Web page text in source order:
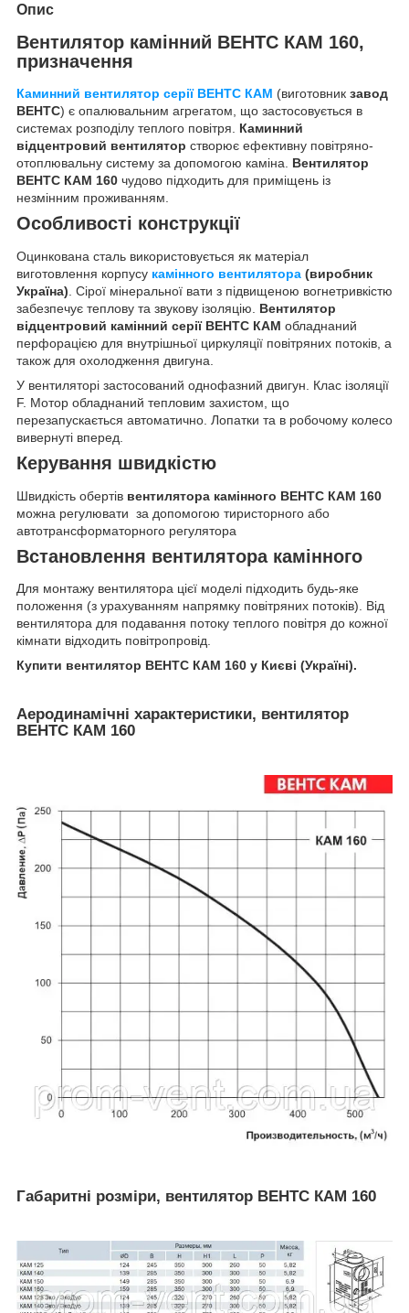
Опис
Вентилятор камінний ВЕНТС КАМ 160,
призначення
Каминний вентилятор серії ВЕНТС КАМ (виготовник завод
ВЕНТС) є опалювальним агрегатом, що застосовується в
системах розподілу теплого повітря. Каминний
відцентровий вентилятор створює ефективну повітряно-
отоплювальну систему за допомогою каміна. Вентилятор
ВЕНТС КАМ 160 чудово підходить для приміщень із
незмінним проживанням.
Особливості конструкції
Оцинкована сталь використовується як матеріал
виготовлення корпусу камінного вентилятора (виробник
Україна) . Сірої мінеральної вати з підвищеною вогнетривкістю
забезпечує теплову та звукову ізоляцію. Вентилятор
відцентровий камінний серії ВЕНТС КАМ обладнаний
перфорацією для внутрішньої циркуляції повітряних потоків, а
також для охолодження двигуна.
У вентиляторі застосований однофазний двигун. Клас ізоляції
F. Мотор обладнаний тепловим захистом, що
перезапускається автоматично. Лопатки та в робочому колесо
вивернуті вперед.
Керування швидкістю
Швидкість обертів вентилятора камінного ВЕНТС КАМ 160
можна регулювати за допомогою тиристорного або
автотрансформаторного регулятора
Встановлення вентилятора камінного
Для монтажу вентилятора цієї моделі підходить будь-яке
положення (з урахуванням напрямку повітряних потоків). Від
вентилятора для подавання потоку теплого повітря до кожної
кімнати відходить повітропровід.
Купити вентилятор ВЕНТС КАМ 160 у Києві (Україні).
Аеродинамічні характеристики, вентилятор
ВЕНТС КАМ 160
Габаритні розміри, вентилятор ВЕНТС КАМ 160